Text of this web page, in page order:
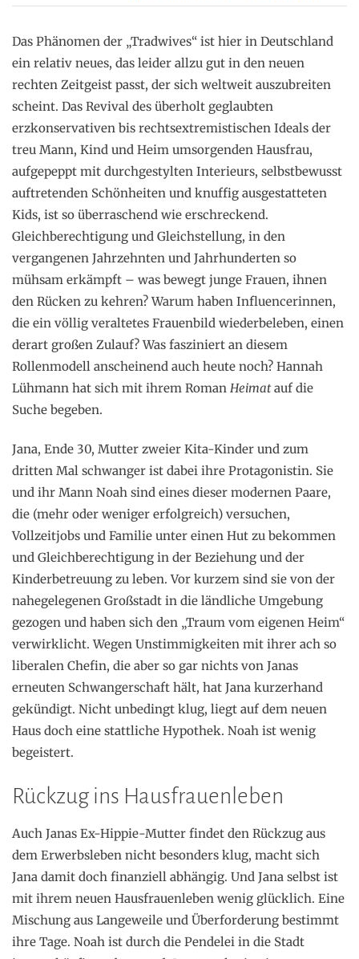
Das Phänomen der „Tradwives“ ist hier in Deutschland
ein relativ neues, das leider allzu gut in den neuen
rechten Zeitgeist passt, der sich weltweit auszubreiten
scheint. Das Revival des überholt geglaubten
erzkonservativen bis rechtsextremistischen Ideals der
treu Mann, Kind und Heim umsorgenden Hausfrau,
aufgepeppt mit durchgestylten Interieurs, selbstbewusst
auftretenden Schönheiten und knuffig ausgestatteten
Kids, ist so überraschend wie erschreckend.
Gleichberechtigung und Gleichstellung, in den
vergangenen Jahrzehnten und Jahrhunderten so
mühsam erkämpft – was bewegt junge Frauen, ihnen
den Rücken zu kehren? Warum haben Influencerinnen,
die ein völlig veraltetes Frauenbild wiederbeleben, einen
derart großen Zulauf? Was fasziniert an diesem
Rollenmodell anscheinend auch heute noch? Hannah
Lühmann hat sich mit ihrem Roman Heimat auf die
Suche begeben.
Jana, Ende 30, Mutter zweier Kita-Kinder und zum
dritten Mal schwanger ist dabei ihre Protagonistin. Sie
und ihr Mann Noah sind eines dieser modernen Paare,
die (mehr oder weniger erfolgreich) versuchen,
Vollzeitjobs und Familie unter einen Hut zu bekommen
und Gleichberechtigung in der Beziehung und der
Kinderbetreuung zu leben. Vor kurzem sind sie von der
nahegelegenen Großstadt in die ländliche Umgebung
gezogen und haben sich den „Traum vom eigenen Heim“
verwirklicht. Wegen Unstimmigkeiten mit ihrer ach so
liberalen Chefin, die aber so gar nichts von Janas
erneuten Schwangerschaft hält, hat Jana kurzerhand
gekündigt. Nicht unbedingt klug, liegt auf dem neuen
Haus doch eine stattliche Hypothek. Noah ist wenig
begeistert.
Rückzug ins Hausfrauenleben
Auch Janas Ex-Hippie-Mutter findet den Rückzug aus
dem Erwerbsleben nicht besonders klug, macht sich
Jana damit doch finanziell abhängig. Und Jana selbst ist
mit ihrem neuen Hausfrauenleben wenig glücklich. Eine
Mischung aus Langeweile und Überforderung bestimmt
ihre Tage. Noah ist durch die Pendelei in die Stadt